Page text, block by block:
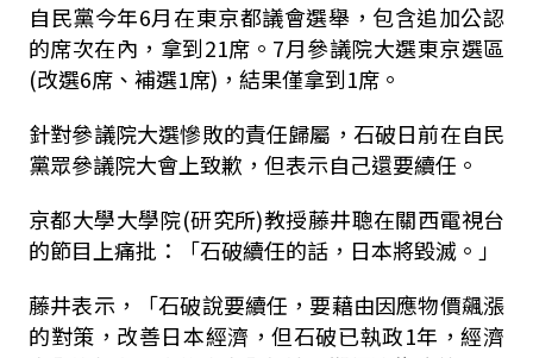
自民黨今年6月在東京都議會選舉，包含追加公認
的席次在內，拿到21席。7月參議院大選東京選區
(改選6席、補選1席)，結果僅拿到1席。
針對參議院大選慘敗的責任歸屬，石破日前在自民
黨眾參議院大會上致歉，但表示自己還要續任。
京都大學大學院(研究所)教授藤井聰在關西電視台
的節目上痛批：「石破續任的話，日本將毀滅。」
藤井表示，「石破說要續任，要藉由因應物價飆漲
的對策，改善日本經濟，但石破已執政1年，經濟